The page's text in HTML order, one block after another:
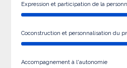
Expression et participation de la
Coconstruction et personnalisation du
Accompagnement à l'autonomie